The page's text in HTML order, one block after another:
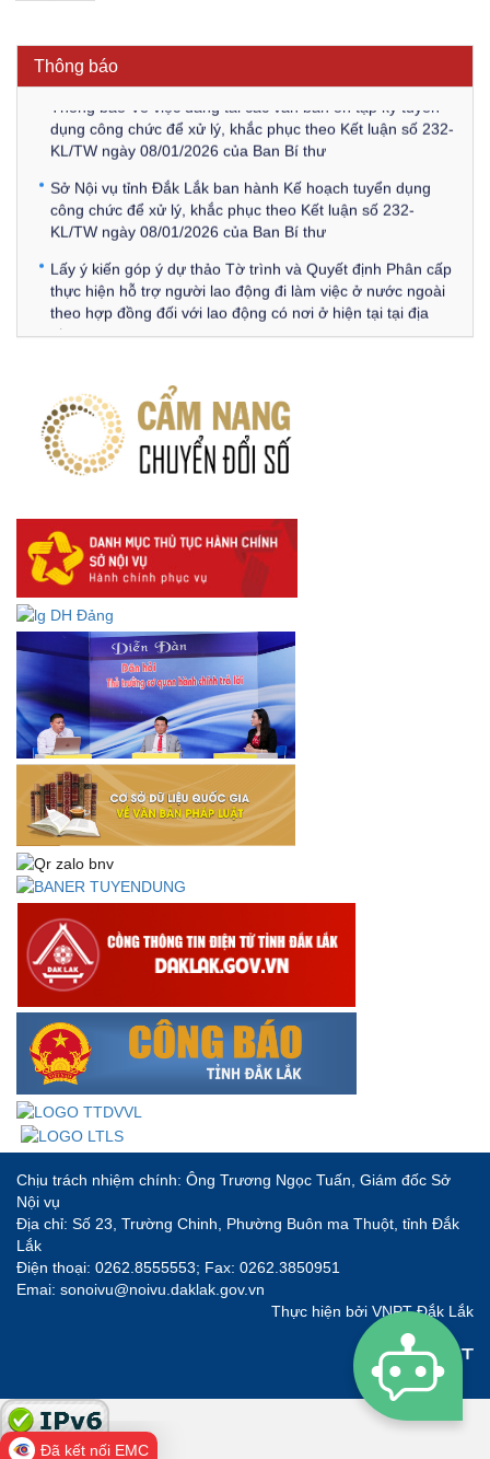
Thông báo
KL/TW ngày 08/01/2026 của Ban Bí thư
dụng công chức để xử lý, khắc phục theo Kết luận số 232-
KL/TW ngày 08/01/2026 của Ban Bí thư
Sở Nội vụ tỉnh Đắk Lắk ban hành Kế hoạch tuyển dụng
công chức để xử lý, khắc phục theo Kết luận số 232-
KL/TW ngày 08/01/2026 của Ban Bí thư
Lấy ý kiến góp ý dự thảo Tờ trình và Quyết định Phân cấp
thực hiện hỗ trợ người lao động đi làm việc ở nước ngoài
theo hợp đồng đối với lao động có nơi ở hiện tại tại địa
phương
hiện quy định về người lao động nước ngoài làm việc trên
địa bàn tỉnh Đắk Lắk theo trình tự, thủ tục rút gọn trong
xây dựng, ban hành văn bản quy phạm pháp luật
Góp ý dự thảo Thông tư quy định nghiệp vụ lưu trữ tài liệu
DANH SÁCH HỒ SƠ CÁN BỘ ĐI B TỈNH ĐĂK LẮK -
Lấy ý kiến dự thảo Quyết định quy phạm pháp luật quy
định về thành lập, tổ chức và hoạt động của tổ chức phối
hợp liên ngành
Thông báo về việc tải biểu mẫu báo cáo kết quả 06 năm
thực hiện Nghị quyết số 18-NQ/TW và Nghị quyết số 19-
NQ/TW
Thư chúc mừng của Bộ trưởng Bộ Nội vụ nhân dịp kỷ
niệm 78 năm Ngày thành lập Bộ Nội vụ, Ngày truyền
thống ngành Tổ chức nhà nước (28/8/1945-28/8/2023)
Thông báo về việc đăng tải Bộ câu hỏi và gợi ý trả lời Hội
thi dân vận khéo năm 2023
Chịu trách nhiệm chính: Ông Trương Ngọc Tuấn, Giám đốc Sở
Nội vụ
Địa chỉ: Số 23, Trường Chinh, Phường Buôn ma Thuột, tỉnh Đắk
Lắk
Điện thoại: 0262.8555553; Fax: 0262.3850951
Emai: sonoivu@noivu.daklak.gov.vn
Thực hiện bởi VNPT Đắk Lắk
Đã kết nối EMC